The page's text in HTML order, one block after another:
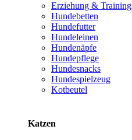
Erziehung & Training
Hundebetten
Hundefutter
Hundeleinen
Hundenäpfe
Hundepflege
Hundesnacks
Hundespielzeug
Kotbeutel
Katzen